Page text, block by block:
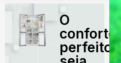
O
conforto
perfeito,